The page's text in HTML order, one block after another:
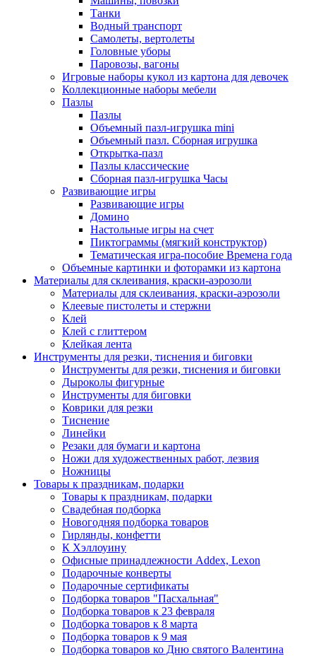
Танки
Водный транспорт
Самолеты, вертолеты
Головные уборы
Паровозы, вагоны
Игровые наборы кукол из картона для девочек
Коллекционные наборы мебели
Пазлы
Пазлы
Объемный пазл-игрушка mini
Объемный пазл. Сборная игрушка
Открытка-пазл
Пазлы классические
Сборная пазл-игрушка Часы
Развивающие игры
Развивающие игры
Домино
Настольные игры на счет
Пиктограммы (мягкий конструктор)
Тематическая игра-пособие Времена года
Объемные картинки и фоторамки из картона
Материалы для склеивания, краски-аэрозоли
Материалы для склеивания, краски-аэрозоли
Клеевые пистолеты и стержни
Клей
Клей с глиттером
Клейкая лента
Инструменты для резки, тиснения и биговки
Инструменты для резки, тиснения и биговки
Дыроколы фигурные
Инструменты для биговки
Коврики для резки
Тиснение
Линейки
Резаки для бумаги и картона
Ножи для художественных работ, лезвия
Ножницы
Товары к праздникам, подарки
Товары к праздникам, подарки
Свадебная подборка
Новогодняя подборка товаров
Гирлянды, конфетти
К Хэллоуину
Офисные принадлежности Addex, Lexon
Подарочные конверты
Подарочные сертификаты
Подборка товаров "Пасхальная"
Подборка товаров к 23 февраля
Подборка товаров к 8 марта
Подборка товаров к 9 мая
Подборка товаров ко Дню святого Валентина